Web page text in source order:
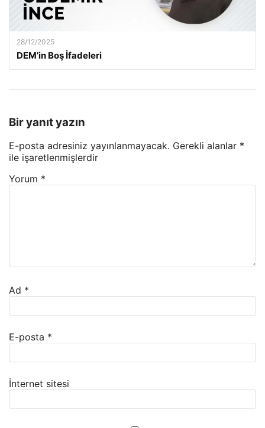
28/12/2025
DEM’in Boş İfadeleri
Bir yanıt yazın
E-posta adresiniz yayınlanmayacak. Gerekli alanlar *
ile işaretlenmişlerdir
Yorum *
Ad *
E-posta *
İnternet sitesi